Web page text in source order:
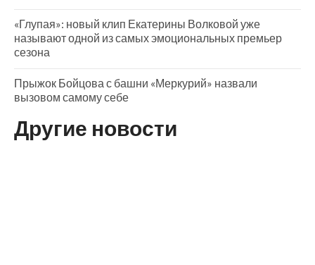
«Глупая»: новый клип Екатерины Волковой уже
называют одной из самых эмоциональных премьер
сезона
Прыжок Бойцова с башни «Меркурий» назвали
вызовом самому себе
Другие новости